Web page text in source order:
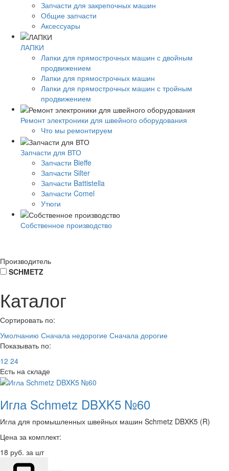
Запчасти для закрепочных машин
Общие запчасти
Аксессуары
ЛАПКИ
Лапки для прямострочных машин с двойным
продвижением
Лапки для прямострочных машин
Лапки для прямострочных машин с тройным
продвижением
Ремонт электроники для швейного оборудования
Что мы ремонтируем
Запчасти для ВТО
Запчасти Bieffe
Запчасти Silter
Запчасти Battistella
Запчасти Comel
Утюги
Собственное производство
Производитель
SCHMETZ
Каталог
Сортировать по:
Умолчанию Сначала недорогие Сначала дорогие
Показывать по:
12 24
Есть на складе
Игла Schmetz DBXK5 №60
Игла для промышленных швейных машин Schmetz DBXK5 (R)
Цена за комплект:
18 руб. за шт